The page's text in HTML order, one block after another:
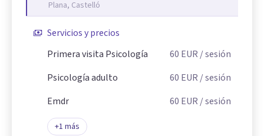
Plana, Castelló
Servicios y precios
Primera visita Psicología
60 EUR / sesión
Psicología adulto
60 EUR / sesión
Emdr
60 EUR / sesión
+1 más